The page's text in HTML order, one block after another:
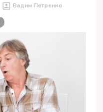
Вадим Петренко